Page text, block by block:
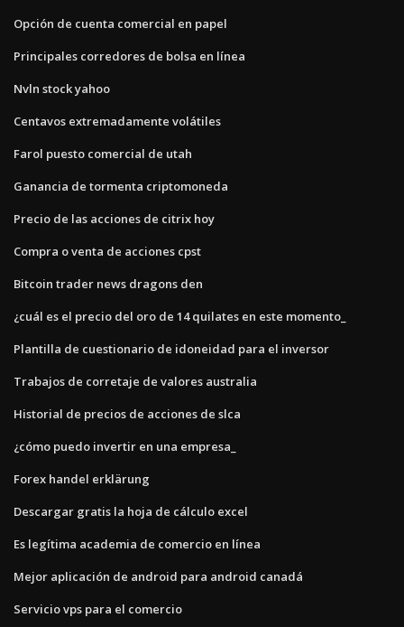
Opción de cuenta comercial en papel
Principales corredores de bolsa en línea
Nvln stock yahoo
Centavos extremadamente volátiles
Farol puesto comercial de utah
Ganancia de tormenta criptomoneda
Precio de las acciones de citrix hoy
Compra o venta de acciones cpst
Bitcoin trader news dragons den
¿cuál es el precio del oro de 14 quilates en este momento_
Plantilla de cuestionario de idoneidad para el inversor
Trabajos de corretaje de valores australia
Historial de precios de acciones de slca
¿cómo puedo invertir en una empresa_
Forex handel erklärung
Descargar gratis la hoja de cálculo excel
Es legítima academia de comercio en línea
Mejor aplicación de android para android canadá
Servicio vps para el comercio